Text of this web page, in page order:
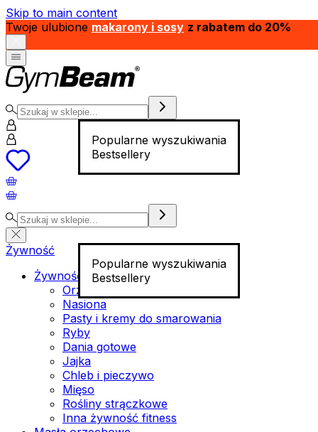
Skip to main content
Twoje ulubione makarony i sosy z rabatem do 20%
Popularne wyszukiwania
Bestsellery
Popularne wyszukiwania
Bestsellery
Żywność
Żywność funkcjonalna
Orzechy
Nasiona
Pasty i kremy do smarowania
Ryby
Dania gotowe
Jajka
Chleb i pieczywo
Mięso
Rośliny strączkowe
Inna żywność fitness